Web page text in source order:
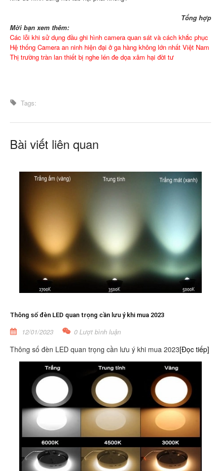
Tổng hợp
Mời bạn xem thêm:
Các lỗi khi sử dụng đầu ghi hình camera quan sát và cách khắc phục
Hệ thống Camera an ninh hiện đại ở ga hàng không lớn nhất Việt Nam
Thị trường tràn lan thiết bị nghe lén đe dọa xâm hại đời tư
Tags:
Bài viết liên quan
Thông số đèn LED quan trọng cần lưu ý khi mua 2023
12/01/2023 0 Lượt bình luận
Thông số đèn LED quan trọng cần lưu ý khi mua 2023[Đọc tiếp]